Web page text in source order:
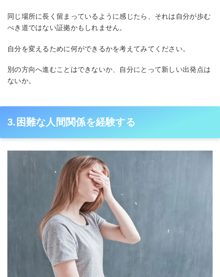
同じ場所に長く留まっているように感じたら、それは自分が歩む
べき道ではない証拠かもしれません。
自分を変えるために何ができるかを考えてみてください。
別の方向へ進むことはできないか、自分にとって新しい出発点は
ないか。
3.困難な人間関係を経験する